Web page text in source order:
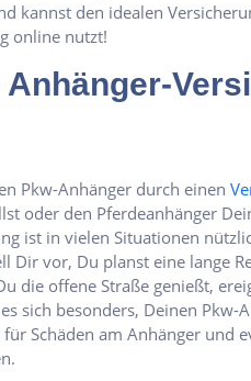
kannst den idealen
online nutzt!
Anhänger-
Pkw-Anhänger durch einen
oder den Pferdeanhänger
ist in vielen Situationen
Dir vor, Du planst eine lange
die offene Straße genießt,
sich besonders, Deinen Pkw-
für Schäden am Anhänger und